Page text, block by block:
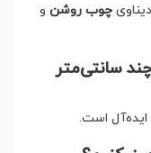
چوب روشن و
چند سانتی‌متر
ایده‌آل است.